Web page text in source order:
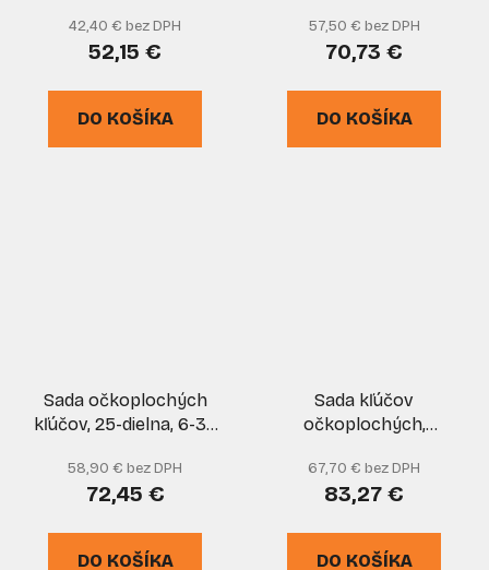
rozmer 51 x 39 cm,
GEKO
42,40 € bez DPH
52,15 €
DO KOŠÍKA
KELTIN
57,50 € bez DPH
70,73 €
DO KOŠÍKA
Sada očkoplochých
kľúčov, 25-dielna, 6-32
satinované, TVARDY
58,90 € bez DPH
72,45 €
DO KOŠÍKA
Sada kľúčov
očkoplochých,
polootvorených, 47-
dielna, MAR-POL
67,70 € bez DPH
83,27 €
DO KOŠÍKA